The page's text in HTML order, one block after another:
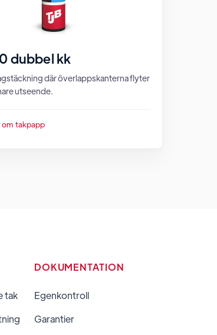
dubbel kk
där överlappskanterna flyter
utseende.
om takpapp
tak
DOKUMENTATION
Egenkontroll
Garantier